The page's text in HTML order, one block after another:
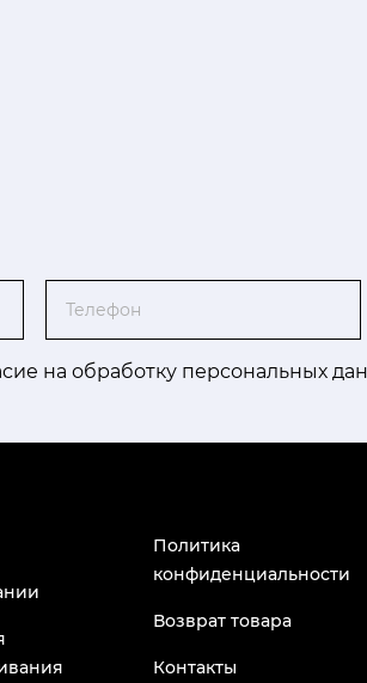
на обработку персональных
Политика
конфиденциальности
Возврат товара
Контакты